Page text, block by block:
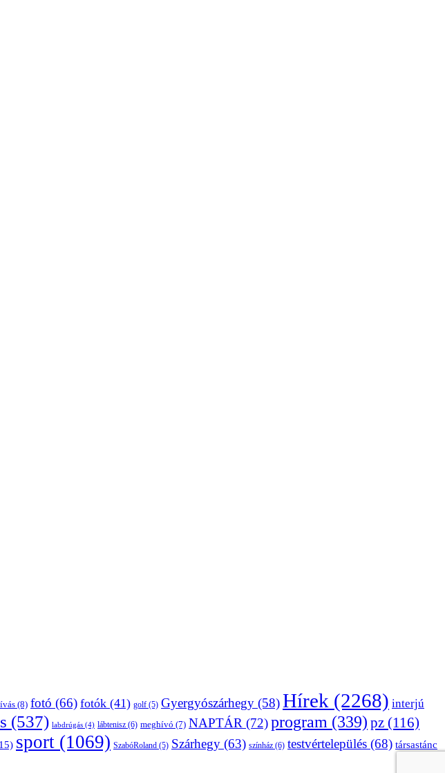
(8) fotó (66) fotók (41) golf (5) Gyergyószárhegy (58)Hírek (2268) interjú
(537) labdrúgás (4) lábtenisz (6) meghívó (7) NAPTÁR (72)program (339) pz (116)
sport (1069) SzabóRoland (5) Szárhegy (63) színház (6) testvértelepülés (68) társastánc